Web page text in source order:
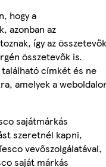
hogy a
azonban az
így az
összetevők is.
címkét és ne
amelyek a
sajátmárkás
szeretnél kapni,
vevőszolgálatával,
saját márkás